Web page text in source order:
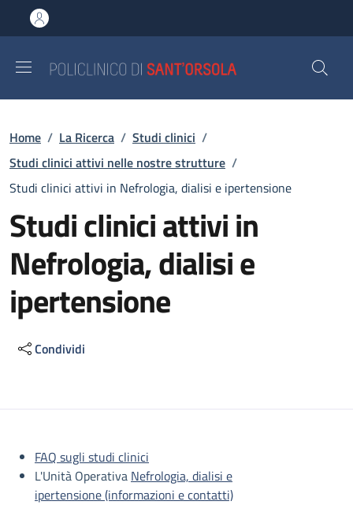
al contenuto principale
to footer content
Briciole di pane
Home / La Ricerca / Studi clinici /
Studi clinici attivi nelle nostre strutture /
Studi clinici attivi in Nefrologia, dialisi e ipertensione
Studi clinici attivi in
Nefrologia, dialisi e
ipertensione
Condividi
Descrizione
FAQ sugli studi clinici
L'Unità Operativa Nefrologia, dialisi e
ipertensione (informazioni e contatti)